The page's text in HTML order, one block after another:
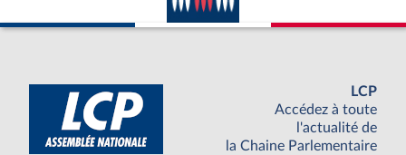
LCP
Accédez à toute
l'actualité de
la Chaine Parlementaire